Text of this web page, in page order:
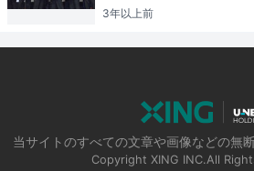
3年以上前
当サイトのすべての文章や画像などの無
Copyright XING INC.All